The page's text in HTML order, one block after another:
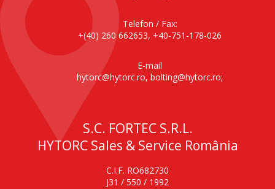
Telefon / Fax:
+(40) 260 662653, +40-751-178-026
E-mail
hytorc@hytorc.ro, bolting@hytorc.ro;
S.C. FORTEC S.R.L.
HYTORC Sales & Service România
C.I.F. RO682730
J31 / 550 / 1992